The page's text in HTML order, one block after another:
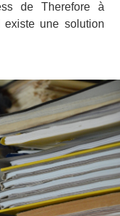
de Therefore à
une solution